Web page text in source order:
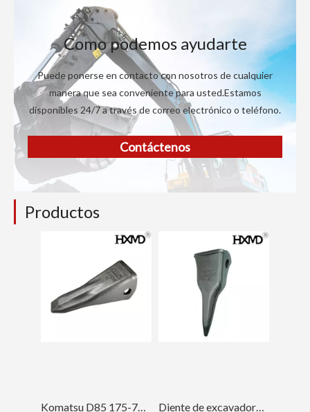
Como podemos ayudarte
Puede ponerse en contacto con nosotros de cualquier
manera que sea conveniente para usted.Estamos
disponibles 24/7 a través de correo electrónico o teléfono.
Contáctenos
Productos